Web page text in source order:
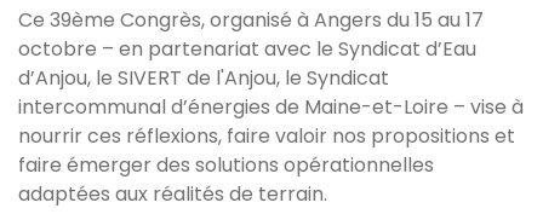
Ce 39ème Congrès, organisé à Angers du 15 au 17
octobre – en partenariat avec le Syndicat d’Eau
d’Anjou, le SIVERT de l'Anjou, le Syndicat
intercommunal d’énergies de Maine-et-Loire – vise à
nourrir ces réflexions, faire valoir nos propositions et
faire émerger des solutions opérationnelles
adaptées aux réalités de terrain.